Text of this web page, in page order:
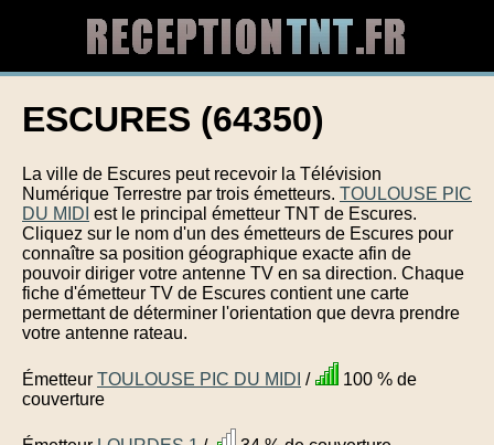
ESCURES (64350)
La ville de Escures peut recevoir la Télévision
Numérique Terrestre par trois émetteurs. TOULOUSE PIC
DU MIDI est le principal émetteur TNT de Escures.
Cliquez sur le nom d'un des émetteurs de Escures pour
connaître sa position géographique exacte afin de
pouvoir diriger votre antenne TV en sa direction. Chaque
fiche d'émetteur TV de Escures contient une carte
permettant de déterminer l'orientation que devra prendre
votre antenne rateau.
Émetteur TOULOUSE PIC DU MIDI /
100 % de
couverture